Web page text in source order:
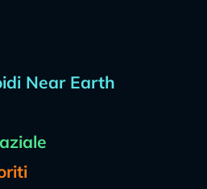
Near Earth